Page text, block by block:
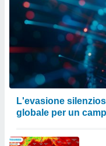
L'evasione
globale per un